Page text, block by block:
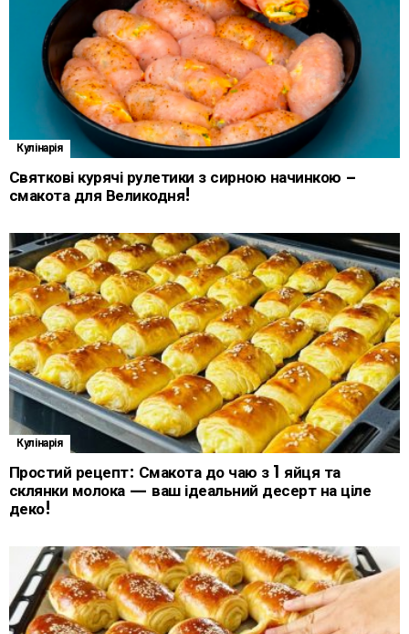
Кулінарія
Святкові курячі рулетики з сирною начинкою –
смакота для Великодня!
Кулінарія
Простий рецепт: Смакота до чаю з 1 яйця та
склянки молока — ваш ідеальний десерт на ціле
деко!